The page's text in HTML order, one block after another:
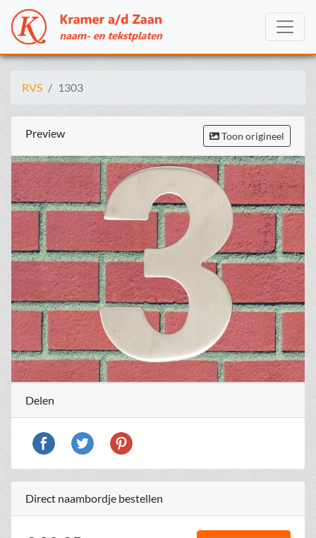
RVS 1303
Preview Toon origineel
Delen
Direct naambordje bestellen